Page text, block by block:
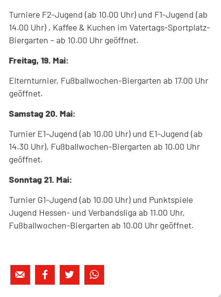
Turniere F2-Jugend (ab 10.00 Uhr) und F1-Jugend (ab
14.00 Uhr) , Kaffee & Kuchen im Vatertags-Sportplatz-
Biergarten – ab 10.00 Uhr geöffnet.
Freitag, 19. Mai:
Elternturnier, Fußballwochen-Biergarten ab 17.00 Uhr
geöffnet.
Samstag 20. Mai:
Turnier E1-Jugend (ab 10.00 Uhr) und E1-Jugend (ab
14.30 Uhr), Fußballwochen-Biergarten ab 10.00 Uhr
geöffnet.
Sonntag 21. Mai:
Turnier G1-Jugend (ab 10.00 Uhr) und Punktspiele
Jugend Hessen- und Verbandsliga ab 11.00 Uhr,
Fußballwochen-Biergarten ab 10.00 Uhr geöffnet.
   